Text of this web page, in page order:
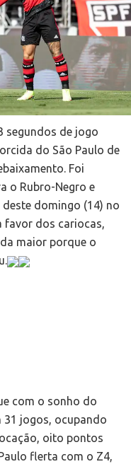
segundos de jogo
do São Paulo de
Foi
o Rubro-Negro e
domingo (14) no
favor dos cariocas,
maior porque o
com o sonho do
jogos, ocupando
oito pontos
flerta com o Z4,